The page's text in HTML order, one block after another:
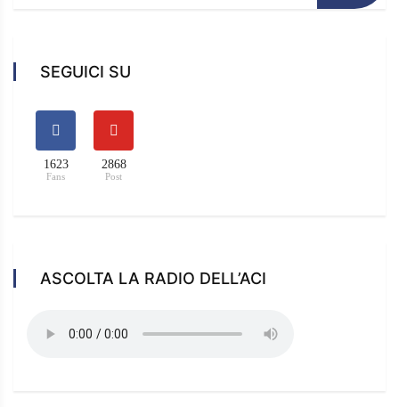
SEGUICI SU
1623
Fans
2868
Post
ASCOLTA LA RADIO DELL’ACI